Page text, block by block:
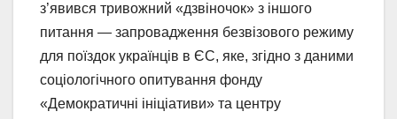
з’явився тривожний «дзвіночок» з іншого
питання — запровадження безвізового режиму
для поїздок українців в ЄС, яке, згідно з даними
соціологічного опитування фонду
«Демократичні ініціативи» та центру